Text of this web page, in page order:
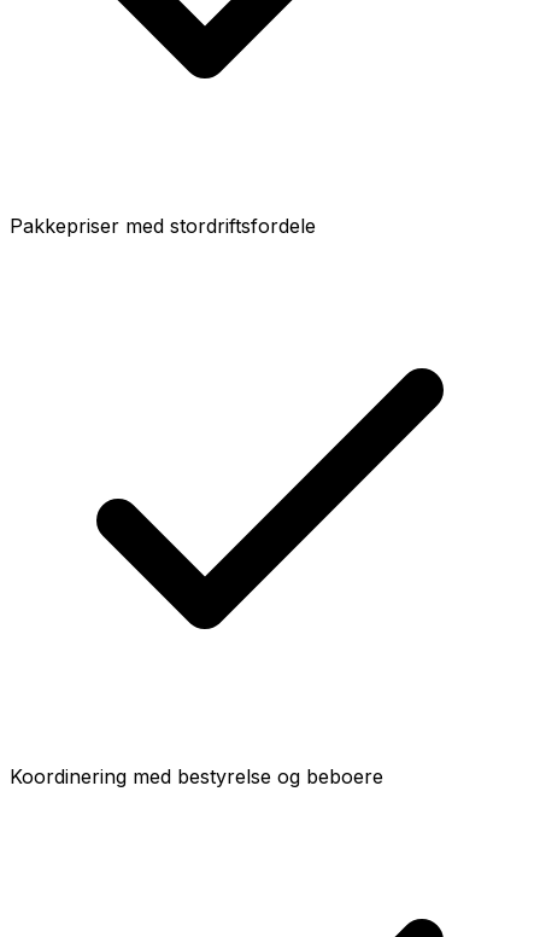
Pakkepriser med stordriftsfordele
Koordinering med bestyrelse og beboere